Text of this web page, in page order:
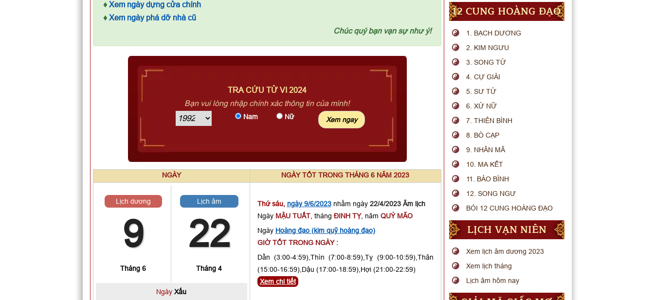
♦ Xem ngày dựng cửa chính
♦ Xem ngày phá dỡ nhà cũ
Chúc quý bạn vạn sự như ý!
TRA CỨU TỬ VI 2024
Bạn vui lòng nhập chính xác thông tin của mình!
Nam Nữ
NGÀY NGÀY TỐT TRONG THÁNG 6 NĂM 2023
Lịch dương
9
Tháng 6
Lịch âm
22
Tháng 4
Ngày Xấu
Thứ sáu, ngày 9/6/2023nhằm ngày 22/4/2023 Âm lịch
Ngày MẬU TUẤT, tháng ĐINH TỴ, năm QUÝ MÃO
Ngày Hoàng đạo (kim quỹ hoàng đạo)
GIỜ TỐT TRONG NGÀY :
Dần (3:00-4:59),Thìn (7:00-8:59),Tỵ (9:00-10:59),Thân
(15:00-16:59),Dậu (17:00-18:59),Hợi (21:00-22:59)
Xem chi tiết
12 CUNG HOÀNG ĐẠO
1. BẠCH DƯƠNG
2. KIM NGƯU
3. SONG TỬ
4. CỰ GIẢI
5. SƯ TỬ
6. XỬ NỮ
7. THIÊN BÌNH
8. BÒ CẠP
9. NHÂN MÃ
10. MA KẾT
11. BẢO BÌNH
12. SONG NGƯ
BÓI 12 CUNG HOÀNG ĐẠO
LỊCH VẠN NIÊN
Xem lịch âm dương 2023
Xem lịch tháng
Lịch âm hôm nay